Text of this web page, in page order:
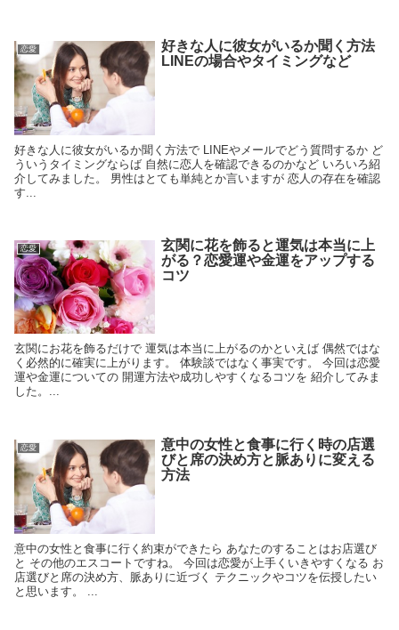
恋愛
好きな人に彼女がいるか聞く方法
LINEの場合やタイミングなど
好きな人に彼女がいるか聞く方法で LINEやメールでどう質問するか ど
ういうタイミングならば 自然に恋人を確認できるのかなど いろいろ紹
介してみました。 男性はとても単純とか言いますが 恋人の存在を確認
す...
恋愛
玄関に花を飾ると運気は本当に上
がる？恋愛運や金運をアップする
コツ
玄関にお花を飾るだけで 運気は本当に上がるのかといえば 偶然ではな
く必然的に確実に上がります。 体験談ではなく事実です。 今回は恋愛
運や金運についての 開運方法や成功しやすくなるコツを 紹介してみま
した。...
恋愛
意中の女性と食事に行く時の店選
びと席の決め方と脈ありに変える
方法
意中の女性と食事に行く約束ができたら あなたのすることはお店選び
と その他のエスコートですね。 今回は恋愛が上手くいきやすくなる お
店選びと席の決め方、脈ありに近づく テクニックやコツを伝授したい
と思います。 ...